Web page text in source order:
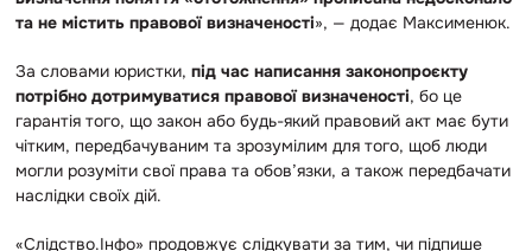
та не містить правової визначеності», — додає Максименюк.
За словами юристки, під час написання законопроєкту
потрібно дотримуватися правової визначеності, бо це
гарантія того, що закон або будь-який правовий акт має бути
чітким, передбачуваним та зрозумілим для того, щоб люди
могли розуміти свої права та обов’язки, а також передбачати
наслідки своїх дій.
«Слідство.Інфо» продовжує слідкувати за тим, чи підпише